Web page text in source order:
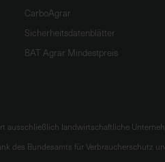
CarboAgrar
Sicherheitsdatenblätter
BAT Agrar Mindestpreis
ausschließlich landwirtschaftliche
des Bundesamts für Verbraucherschutz